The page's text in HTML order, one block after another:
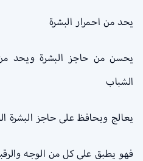
يحد من احمرار البشرة
يحسن من حاجز البشرة ويحد
الشباب
يعالج ويحافظ على حاجز البشرة
فهو يطبق على كل من الوجه